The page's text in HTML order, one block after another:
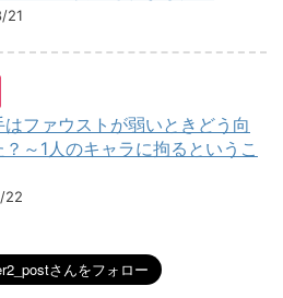
21
ファウストが弱いときどう向
？～1人のキャラに拘るというこ
22